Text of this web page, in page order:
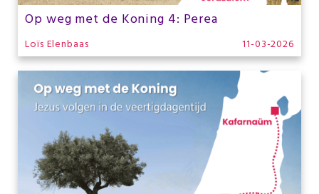
Op weg met de Koning 4: Perea
Loïs Elenbaas 11-03-2026